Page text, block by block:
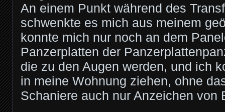
An einem Punkt während des
schwenkte es mich aus meinem
konnte mich nur noch an dem
Panzerplatten der
die zu den Augen werden, und ich
in meine Wohnung ziehen, ohne
Schaniere auch nur Anzeichen von